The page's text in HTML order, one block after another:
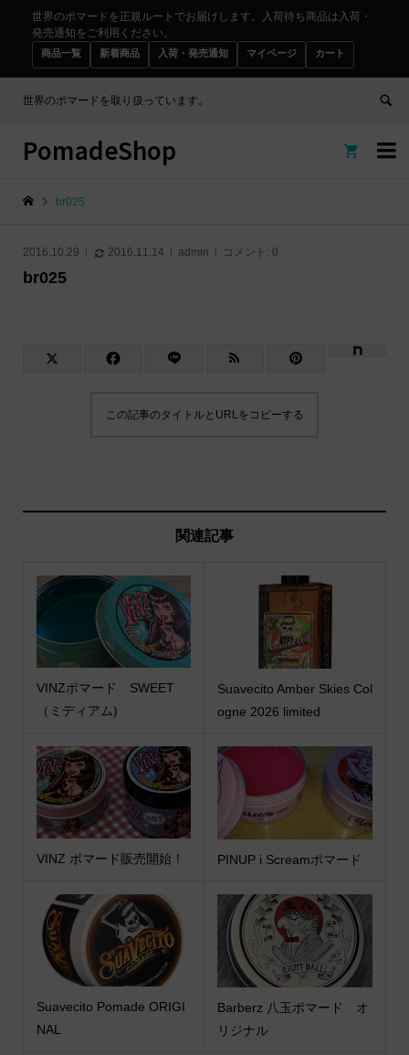
世界のポマードを正規ルートでお届けします。入荷待ち商品は入荷・
発売通知をご利用ください。
商品一覧 新着商品 入荷・発売通知 マイページ カート
世界のポマードを取り扱っています。

PomadeShop 
br025
2016.10.29 2016.11.14 admin コメント: 0
br025
この記事のタイトルとURLをコピーする
関連記事
VINZポマード SWEET
（ミディアム)
Suavecito Amber Skies Col
ogne 2026 limited
VINZ ポマード販売開始！ PINUP i Screamポマード
Suavecito Pomade ORIGI
NAL
Barberz 八玉ポマード オ
リジナル